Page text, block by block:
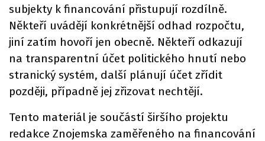
subjekty k financování přistupují rozdílně.
Někteří uvádějí konkrétnější odhad rozpočtu,
jiní zatím hovoří jen obecně. Někteří odkazují
na transparentní účet politického hnutí nebo
stranický systém, další plánují účet zřídit
později, případně jej zřizovat nechtějí.
Tento materiál je součástí širšího projektu
redakce Znojemska zaměřeného na financování